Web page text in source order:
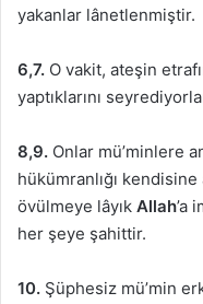
yakanlar lânetlenmiştir.
6,7. O vakit, ateşin
yaptıklarını
8,9. Onlar mü’minlere
hükümranlığı
övülmeye lâyık Allah’a
her şeye şahittir.
10. Şüphesiz mü’min